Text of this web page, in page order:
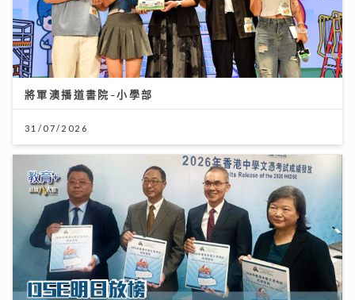
將軍澳播道書院-小學部
31/07/2026